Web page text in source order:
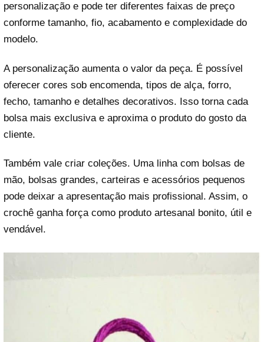
personalização e pode ter diferentes faixas de preço
conforme tamanho, fio, acabamento e complexidade do
modelo.
A personalização aumenta o valor da peça. É possível
oferecer cores sob encomenda, tipos de alça, forro,
fecho, tamanho e detalhes decorativos. Isso torna cada
bolsa mais exclusiva e aproxima o produto do gosto da
cliente.
Também vale criar coleções. Uma linha com bolsas de
mão, bolsas grandes, carteiras e acessórios pequenos
pode deixar a apresentação mais profissional. Assim, o
crochê ganha força como produto artesanal bonito, útil e
vendável.